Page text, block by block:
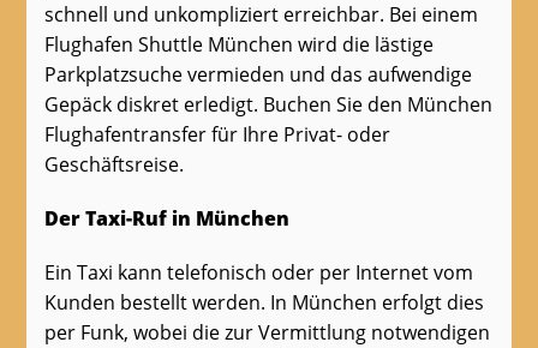
schnell und unkompliziert erreichbar. Bei einem
Flughafen Shuttle München wird die lästige
Parkplatzsuche vermieden und das aufwendige
Gepäck diskret erledigt. Buchen Sie den München
Flughafentransfer für Ihre Privat- oder
Geschäftsreise.
Der Taxi-Ruf in München
Ein Taxi kann telefonisch oder per Internet vom
Kunden bestellt werden. In München erfolgt dies
per Funk, wobei die zur Vermittlung notwendigen